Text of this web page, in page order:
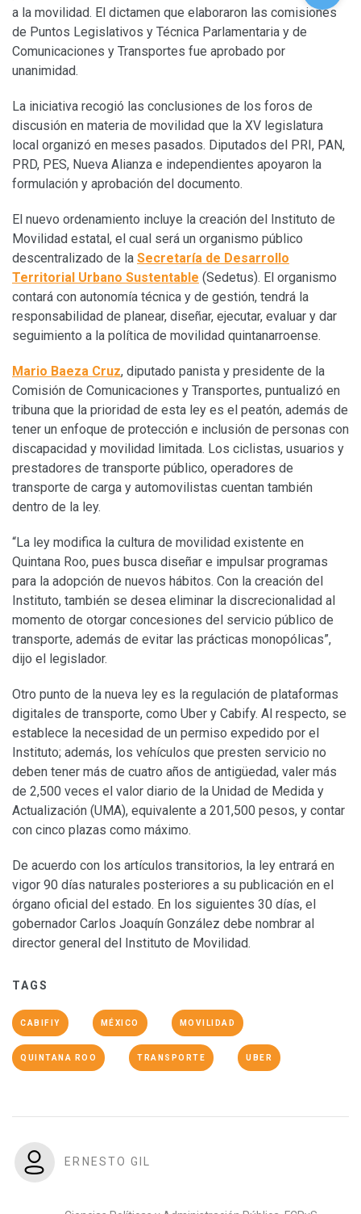
a la movilidad. El dictamen que elaboraron las comisiones
de Puntos Legislativos y Técnica Parlamentaria y de
Comunicaciones y Transportes fue aprobado por
unanimidad.
La iniciativa recogió las conclusiones de los foros de
discusión en materia de movilidad que la XV legislatura
local organizó en meses pasados. Diputados del PRI, PAN,
PRD, PES, Nueva Alianza e independientes apoyaron la
formulación y aprobación del documento.
El nuevo ordenamiento incluye la creación del Instituto de
Movilidad estatal, el cual será un organismo público
descentralizado de la Secretaría de Desarrollo
Territorial Urbano Sustentable (Sedetus). El organismo
contará con autonomía técnica y de gestión, tendrá la
responsabilidad de planear, diseñar, ejecutar, evaluar y dar
seguimiento a la política de movilidad quintanarroense.
Mario Baeza Cruz, diputado panista y presidente de la
Comisión de Comunicaciones y Transportes, puntualizó en
tribuna que la prioridad de esta ley es el peatón, además de
tener un enfoque de protección e inclusión de personas con
discapacidad y movilidad limitada. Los ciclistas, usuarios y
prestadores de transporte público, operadores de
transporte de carga y automovilistas cuentan también
dentro de la ley.
“La ley modifica la cultura de movilidad existente en
Quintana Roo, pues busca diseñar e impulsar programas
para la adopción de nuevos hábitos. Con la creación del
Instituto, también se desea eliminar la discrecionalidad al
momento de otorgar concesiones del servicio público de
transporte, además de evitar las prácticas monopólicas”,
dijo el legislador.
Otro punto de la nueva ley es la regulación de plataformas
digitales de transporte, como Uber y Cabify. Al respecto, se
establece la necesidad de un permiso expedido por el
Instituto; además, los vehículos que presten servicio no
deben tener más de cuatro años de antigüedad, valer más
de 2,500 veces el valor diario de la Unidad de Medida y
Actualización (UMA), equivalente a 201,500 pesos, y contar
con cinco plazas como máximo.
De acuerdo con los artículos transitorios, la ley entrará en
vigor 90 días naturales posteriores a su publicación en el
órgano oficial del estado. En los siguientes 30 días, el
gobernador Carlos Joaquín González debe nombrar al
director general del Instituto de Movilidad.
TAGS
CABIFIY MÉXICO MOVILIDAD
QUINTANA ROO TRANSPORTE UBER
ERNESTO GIL